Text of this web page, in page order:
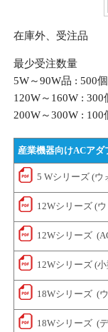
在庫外、受注品
最少受注数量
5W～90W品 : 500個
120W～160W : 300
200W～300W : 100
産業機器向けACアダ
5 Wシリーズ (ウ
12Wシリーズ (
12Wシリーズ
12Wシリーズ (
18Wシリーズ (
18Wシリーズ (